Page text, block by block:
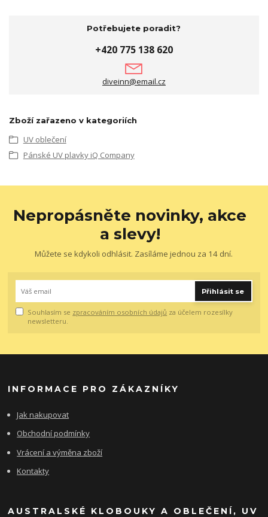
Potřebujete poradit?
+420 775 138 620
diveinn@email.cz
Zboží zařazeno v kategoriích
UV oblečení
Pánské UV plavky iQ Company
Nepropásněte novinky, akce
a slevy!
Můžete se kdykoli odhlásit. Zasíláme jednou za 14 dní.
Přihlásit se
Souhlasím se zpracováním osobních údajů za účelem rozesílky
newsletteru.
INFORMACE PRO ZÁKAZNÍKY
Jak nakupovat
Obchodní podmínky
Vrácení a výměna zboží
Kontakty
AUSTRALSKÉ KLOBOUKY A OBLEČENÍ, UV